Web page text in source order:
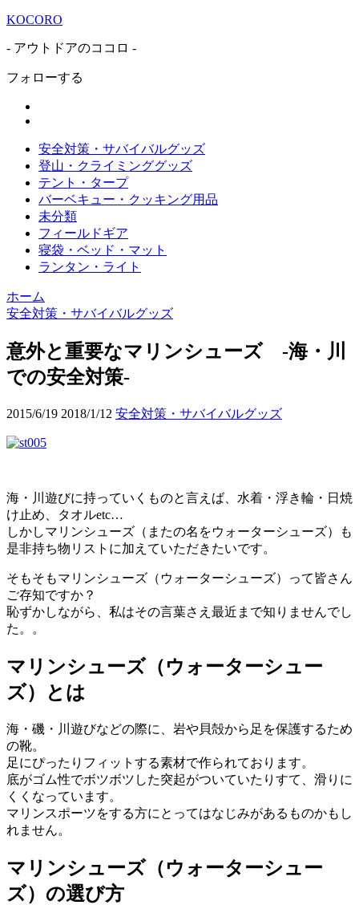
KOCORO
- アウトドアのココロ -
フォローする
安全対策・サバイバルグッズ
登山・クライミンググッズ
テント・タープ
バーベキュー・クッキング用品
未分類
フィールドギア
寝袋・ベッド・マット
ランタン・ライト
ホーム
安全対策・サバイバルグッズ
意外と重要なマリンシューズ -海・川
での安全対策-
2015/6/19 2018/1/12 安全対策・サバイバルグッズ
海・川遊びに持っていくものと言えば、水着・浮き輪・日焼
け止め、タオルetc…
しかしマリンシューズ（またの名をウォーターシューズ）も
是非持ち物リストに加えていただきたいです。
そもそもマリンシューズ（ウォーターシューズ）って皆さん
ご存知ですか？
恥ずかしながら、私はその言葉さえ最近まで知りませんでし
た。。
マリンシューズ（ウォーターシュー
ズ）とは
海・磯・川遊びなどの際に、岩や貝殻から足を保護するため
の靴。
足にぴったりフィットする素材で作られております。
底がゴム性でボツボツした突起がついていたりすて、滑りに
くくなっています。
マリンスポーツをする方にとってはなじみがあるものかもし
れません。
マリンシューズ（ウォーターシュー
ズ）の選び方